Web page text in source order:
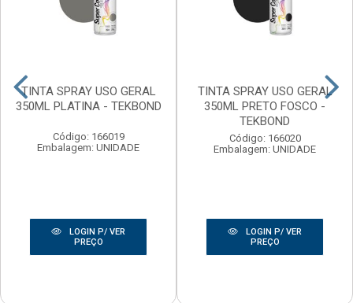
TINTA SPRAY USO GERAL
350ML PLATINA - TEKBOND
Código: 166019
Embalagem: UNIDADE
LOGIN P/ VER
PREÇO
TINTA SPRAY USO GERAL
350ML PRETO FOSCO -
TEKBOND
Código: 166020
Embalagem: UNIDADE
LOGIN P/ VER
PREÇO